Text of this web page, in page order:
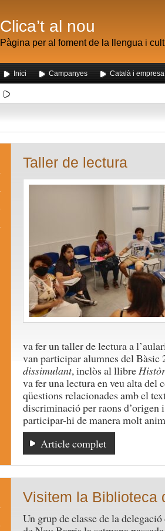
Clica’t al nou
Pàgina per al foment de la llengua i
Inici Campanyes Català i empresa
Taller de lectura
va fer un taller de lectura a
van participar alumnes del Bàsic
dissimulant, inclòs al llibre
va fer una lectura en veu alta del
qüestions relacionades amb el
discriminació per raons d’origen
participar-hi de manera molt
Article complet
Visitem la Biblioteca
Un grup de classe de la